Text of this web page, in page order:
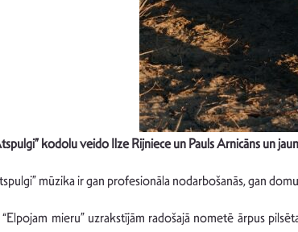
kodolu veido Ilze Rijniece un Pauls Arnicāns un
mūzika ir gan profesionāla nodarbošanās, gan
mieru” uzrakstījām radošajā nometē ārpus